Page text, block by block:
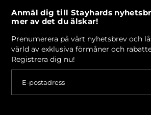
Anmäl dig till Stayhards
mer av det du älskar!
Prenumerera på vårt nyhetsbrev och
värld av exklusiva förmåner och
Registrera dig nu!